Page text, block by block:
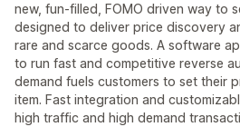
new, fun-filled, FOMO driven way to
designed to deliver price discovery
rare and scarce goods. A software
to run fast and competitive reverse
demand fuels customers to set their
item. Fast integration and
high traffic and high demand